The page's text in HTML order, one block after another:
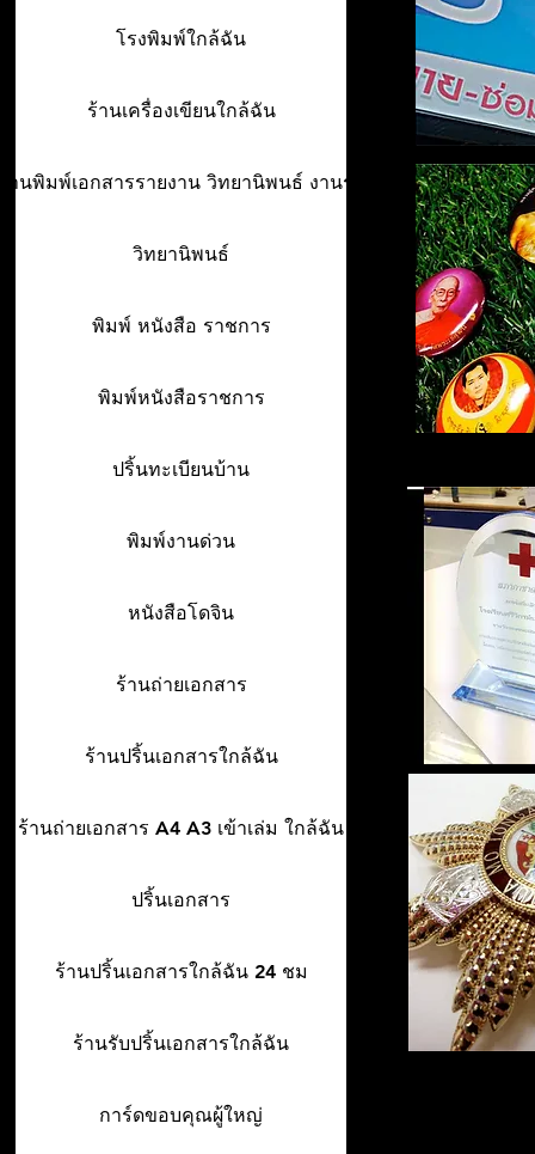
โรงพิมพ์ใกล้ฉัน
ร้านเครื่องเขียนใกล้ฉัน
านพิมพ์เอกสารรายงาน วิทยานิพนธ์ งานรา
วิทยานิพนธ์
พิมพ์ หนังสือ ราชการ
พิมพ์หนังสือราชการ
ปริ้นทะเบียนบ้าน
พิมพ์งานด่วน
หนังสือโดจิน
ร้านถ่ายเอกสาร
ร้านปริ้นเอกสารใกล้ฉัน
ร้านถ่ายเอกสาร A4 A3 เข้าเล่ม ใกล้ฉัน
ปริ้นเอกสาร
ร้านปริ้นเอกสารใกล้ฉัน 24 ชม
ร้านรับปริ้นเอกสารใกล้ฉัน
การ์ดขอบคุณผู้ใหญ่